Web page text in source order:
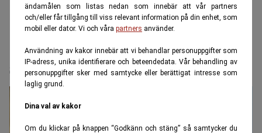
ändamålen som listas nedan som innebär att vår partners
och/eller får tillgång till viss relevant information på din enhet, som
mobil eller dator. Vi och våra partners använder.
Användning av kakor innebär att vi behandlar personuppgifter som
IP-adress, unika identifierare och beteendedata. Vår behandling av
personuppgifter sker med samtycke eller berättigat intresse som
laglig grund.
Dina val av kakor
Om du klickar på knappen “Godkänn och stäng” så samtycker du
självkörande